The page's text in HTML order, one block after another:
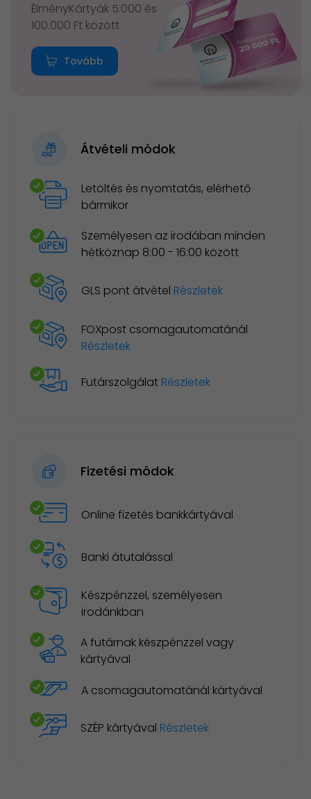
ÉlményKártyák 5.000 és
100.000 Ft között
Tovább
Átvételi módok
Letöltés és nyomtatás, elérhető
bármikor
Személyesen az irodában minden
hétköznap 8:00 - 16:00 között
GLS pont átvétel Részletek
FOXpost csomagautomatánál
Részletek
Futárszolgálat Részletek
Fizetési módok
Online fizetés bankkártyával
Banki átutalással
Készpénzzel, személyesen
irodánkban
A futárnak készpénzzel vagy
kártyával
A csomagautomatánál kártyával
SZÉP kártyával Részletek